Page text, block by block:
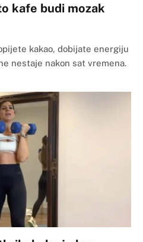
kafe budi mozak
kakao, dobijate energiju
nestaje nakon sat vremena.